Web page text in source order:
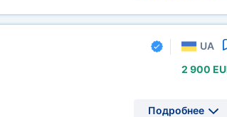
UA
2 900
Подробнее